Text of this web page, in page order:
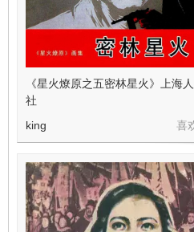
《星火燎原之五密林星火》上海
社
喜
king